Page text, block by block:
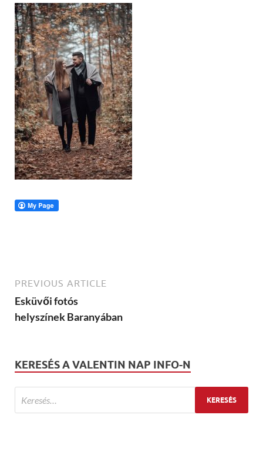
PREVIOUS ARTICLE
Esküvői fotós
helyszínek Baranyában
KERESÉS A VALENTIN NAP INFO-N